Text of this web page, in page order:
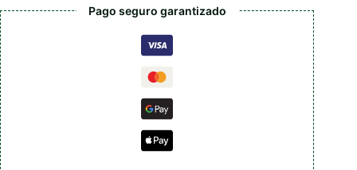
Pago seguro garantizado